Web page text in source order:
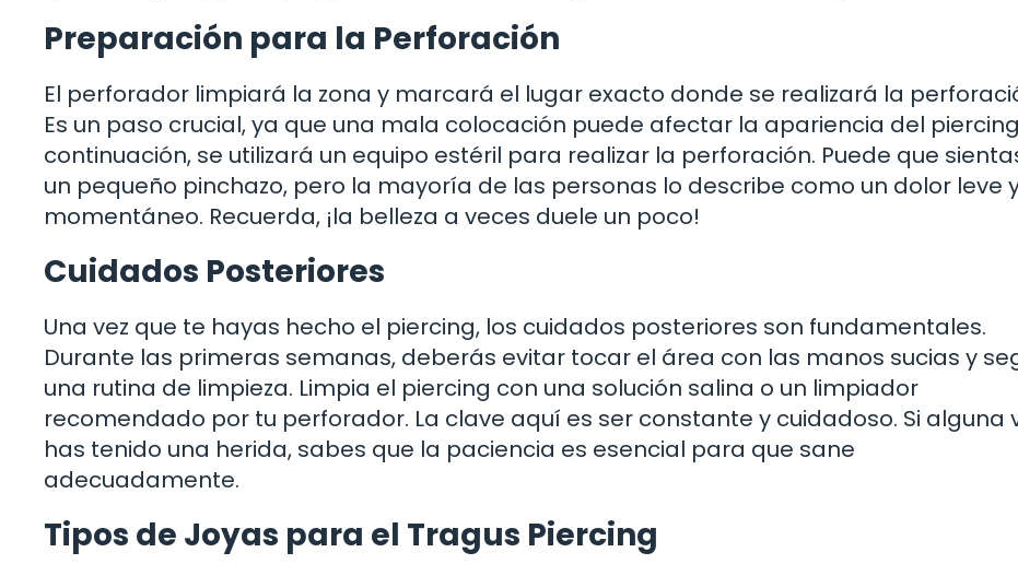
Preparación para la Perforación
El perforador limpiará la zona y marcará el lugar exacto donde se realizará la
Es un paso crucial, ya que una mala colocación puede afectar la apariencia del
continuación, se utilizará un equipo estéril para realizar la perforación. Puede que
un pequeño pinchazo, pero la mayoría de las personas lo describe como un dolor leve
momentáneo. Recuerda, ¡la belleza a veces duele un poco!
Cuidados Posteriores
Una vez que te hayas hecho el piercing, los cuidados posteriores son fundamentales.
Durante las primeras semanas, deberás evitar tocar el área con las manos sucias y
una rutina de limpieza. Limpia el piercing con una solución salina o un limpiador
recomendado por tu perforador. La clave aquí es ser constante y cuidadoso. Si alguna
has tenido una herida, sabes que la paciencia es esencial para que sane
adecuadamente.
Tipos de Joyas para el Tragus Piercing